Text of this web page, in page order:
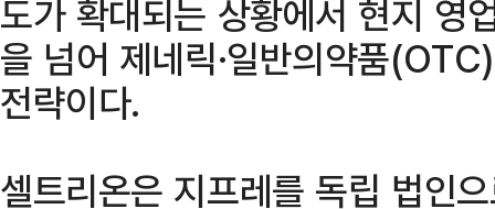
도가 확대되는 상황에서 현지 영
을 넘어 제네릭·일반의약품
전략이다.
셀트리온은 지프레를 독립 법인